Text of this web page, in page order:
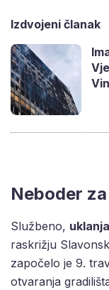
Izdvojeni članak
Neboder
Službeno,
raskrižju
započelo je 9.
otvaranja